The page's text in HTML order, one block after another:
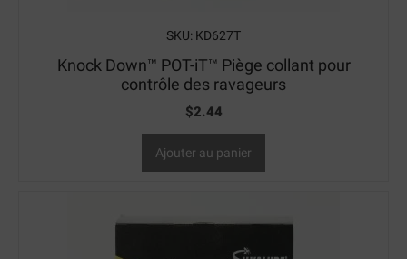
SKU: KD627T
Knock Down™ POT-iT™ Piège collant pour
contrôle des ravageurs
$2.44
Ajouter au panier